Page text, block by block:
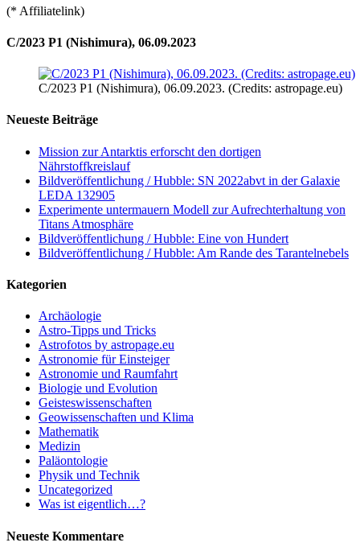
(* Affiliatelink)
C/2023 P1 (Nishimura), 06.09.2023
C/2023 P1 (Nishimura), 06.09.2023. (Credits: astropage.eu)
Neueste Beiträge
Mission zur Antarktis erforscht den dortigen
Nährstoffkreislauf
Bildveröffentlichung / Hubble: SN 2022abvt in der Galaxie
LEDA 132905
Experimente untermauern Modell zur Aufrechterhaltung von
Titans Atmosphäre
Bildveröffentlichung / Hubble: Eine von Hundert
Bildveröffentlichung / Hubble: Am Rande des Tarantelnebels
Kategorien
Archäologie
Astro-Tipps und Tricks
Astrofotos by astropage.eu
Astronomie für Einsteiger
Astronomie und Raumfahrt
Biologie und Evolution
Geisteswissenschaften
Geowissenschaften und Klima
Mathematik
Medizin
Paläontologie
Physik und Technik
Uncategorized
Was ist eigentlich…?
Neueste Kommentare